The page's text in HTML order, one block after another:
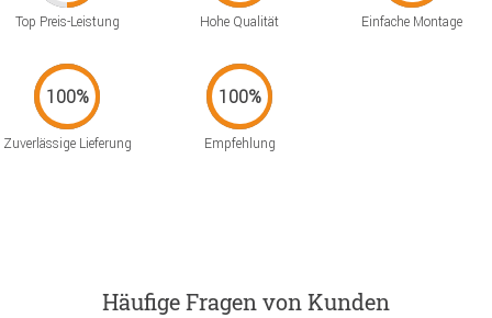
Top Preis-Leistung Hohe Qualität Einfache Montage
Zuverlässige Lieferung Empfehlung
Häufige Fragen von Kunden